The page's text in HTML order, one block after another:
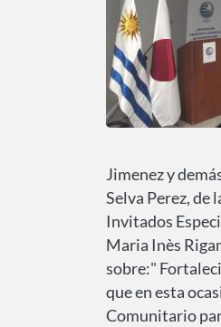
Jimenez y
Selva Perez, de
Invitados
Maria Inès
sobre:"
que en esta
Comunitario